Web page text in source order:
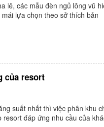
lê, các mẫu đèn ngủ lông vũ
lựa chọn theo sở thích bản
của resort
suất nhất thì việc phân khu
đáp ứng nhu cầu của